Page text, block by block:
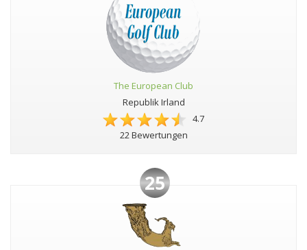
The European Club
Republik Irland
4.7
22 Bewertungen
25